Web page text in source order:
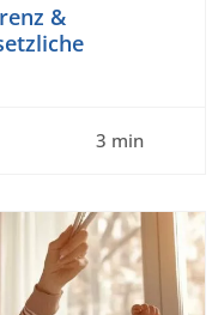
&
3 min